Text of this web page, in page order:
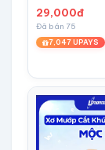
29,000đ
Đã bán 75
7,047 UPAYS